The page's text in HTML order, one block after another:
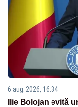
6 aug. 2026, 16:34
Ilie Bolojan evită